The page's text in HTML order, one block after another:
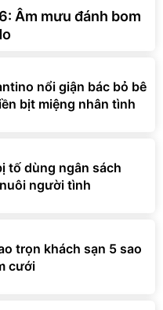
Âm mưu đánh bom
nổi giận bác bỏ bê
bịt miệng nhân tình
tố dùng ngân sách
người tình
trọn khách sạn 5 sao
cưới